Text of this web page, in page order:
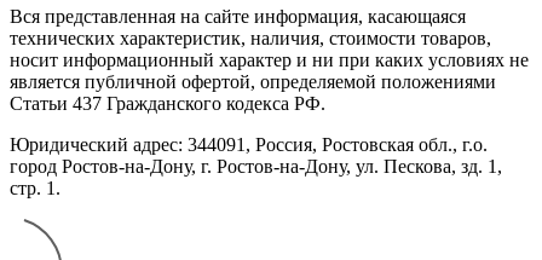
Вся представленная на сайте информация, касающаяся
технических характеристик, наличия, стоимости товаров,
носит информационный характер и ни при каких условиях не
является публичной офертой, определяемой положениями
Статьи 437 Гражданского кодекса РФ.
Юридический адрес: 344091, Россия, Ростовская обл., г.о.
город Ростов-на-Дону, г. Ростов-на-Дону, ул. Пескова, зд. 1,
стр. 1.